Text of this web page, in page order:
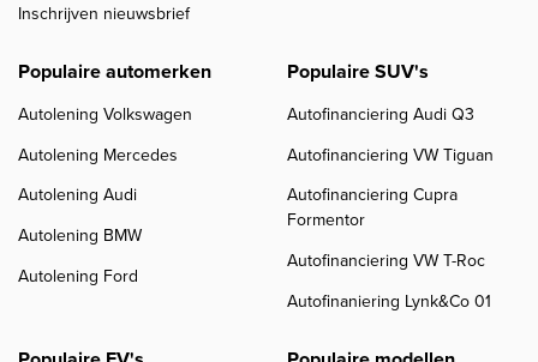
Inschrijven nieuwsbrief
Populaire automerken
Autolening Volkswagen
Autolening Mercedes
Autolening Audi
Autolening BMW
Autolening Ford
Populaire SUV's
Autofinanciering Audi Q3
Autofinanciering VW Tiguan
Autofinanciering Cupra
Formentor
Autofinanciering VW T-Roc
Autofinaniering Lynk&Co 01